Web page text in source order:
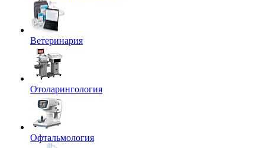
Ветеринария
Отоларингология
Офтальмология